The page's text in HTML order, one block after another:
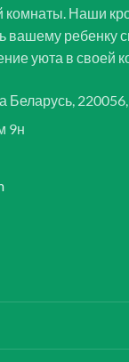
комнаты. Наши
вашему ребенку
уюта в своей
Беларусь, 220056,
9н